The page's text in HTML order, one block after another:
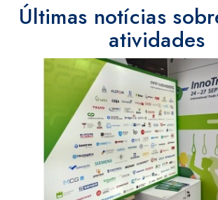
Últimas notícias
atividades